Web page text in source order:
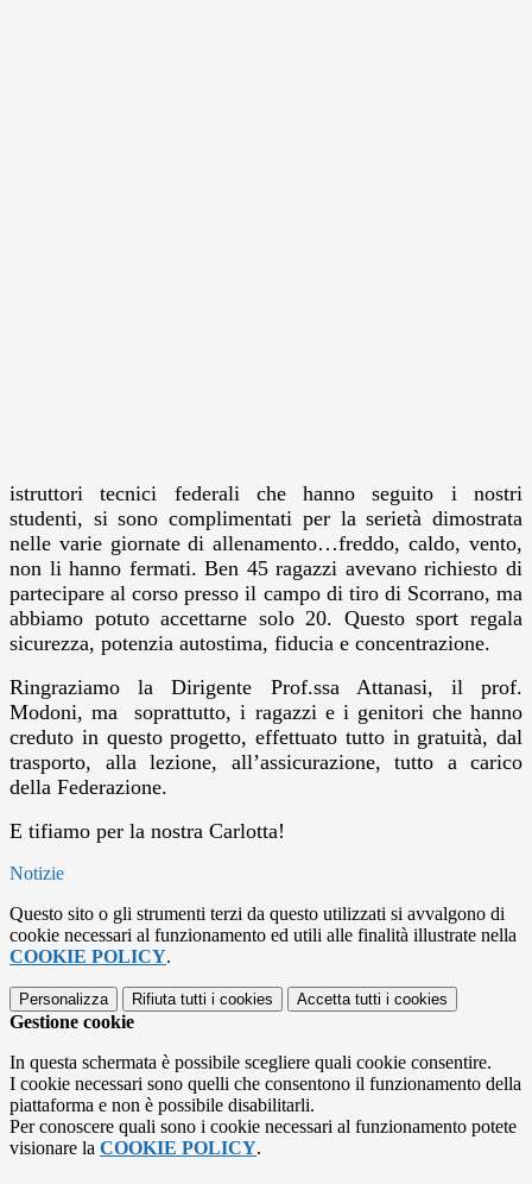
istruttori tecnici federali che hanno seguito i nostri
studenti, si sono complimentati per la serietà dimostrata
nelle varie giornate di allenamento…freddo, caldo, vento,
non li hanno fermati. Ben 45 ragazzi avevano richiesto di
partecipare al corso presso il campo di tiro di Scorrano, ma
abbiamo potuto accettarne solo 20. Questo sport regala
sicurezza, potenzia autostima, fiducia e concentrazione.
Ringraziamo la Dirigente Prof.ssa Attanasi, il prof.
Modoni, ma soprattutto, i ragazzi e i genitori che hanno
creduto in questo progetto, effettuato tutto in gratuità, dal
trasporto, alla lezione, all’assicurazione, tutto a carico
della Federazione.
E tifiamo per la nostra Carlotta!
Notizie
Questo sito o gli strumenti terzi da questo utilizzati si avvalgono di
cookie necessari al funzionamento ed utili alle finalità illustrate nella
COOKIE POLICY.
Personalizza Rifiuta tutti i cookies Accetta tutti i cookies
Gestione cookie
In questa schermata è possibile scegliere quali cookie consentire.
I cookie necessari sono quelli che consentono il funzionamento della
piattaforma e non è possibile disabilitarli.
Per conoscere quali sono i cookie necessari al funzionamento potete
visionare la COOKIE POLICY.